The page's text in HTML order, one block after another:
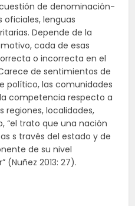
de denominación-
oficiales, lenguas
Depende de la
cada de esas
o incorrecta en el
de sentimientos de
político, las comunidades
competencia respecto a
regiones, localidades,
“el trato que una nación
s través del estado y de
de su nivel
(Nuñez 2013: 27).